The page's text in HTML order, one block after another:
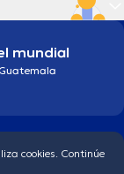
mundial
datos personales
cookies. Continúe